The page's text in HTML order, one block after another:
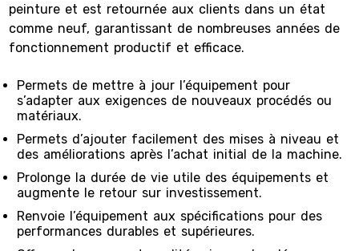
peinture et est retournée aux clients dans un état
comme neuf, garantissant de nombreuses années de
fonctionnement productif et efficace.
Permets de mettre à jour l’équipement pour
s’adapter aux exigences de nouveaux procédés ou
matériaux.
Permets d’ajouter facilement des mises à niveau et
des améliorations après l’achat initial de la machine.
Prolonge la durée de vie utile des équipements et
augmente le retour sur investissement.
Renvoie l’équipement aux spécifications pour des
performances durables et supérieures.